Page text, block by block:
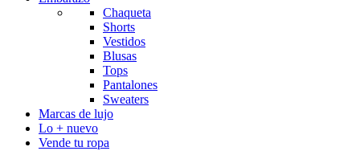
Chaqueta
Shorts
Vestidos
Blusas
Tops
Pantalones
Sweaters
Marcas de lujo
Lo + nuevo
Vende tu ropa